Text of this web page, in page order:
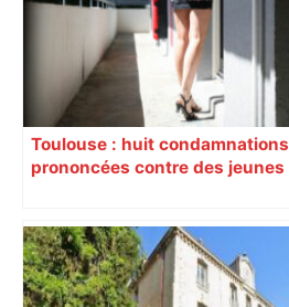
Toulouse : huit condamnations
prononcées contre des jeunes